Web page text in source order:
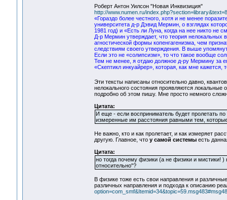
Роберт Антон Уилсон "Новая Инквизиция"
http://www.numen.ru/
«Гораздо более честного, хотя и не менее
университета д-р Дэвид Мермин, о взглядах
1981 год) и «Есть ли Луна, когда на нее никто не
Д-р Мермин утверждает, что теория нелокальных
агностической формы копенгагенизма, чем
следствиям своего утверждения. В выше
Если это не «солипсизм», то что такое вообще
Тем не менее, я отдаю должное д-ру Мермину за
«Скептикл инкуайрер», которая, как мне
Эти тексты написаны относительно давно,
нелокального состояния проявляются
подробно об этом пишу. Мне просто немного
Цитата:
И еще - если восприниматель будет пролетать
измеренные им расстояния равными тем,
Не важно, кто и как пролетает, и как измеряет
другую. Главное, что у самой системыесть
Цитата:
но тогда почему физики (а не физики и мистики! )
относительно"?
В физике тоже есть свои направления и
различных направления и подхода к описанию